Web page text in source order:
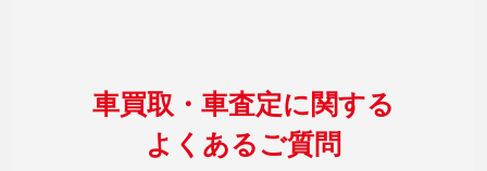
車買取・車査定に関する
よくあるご質問